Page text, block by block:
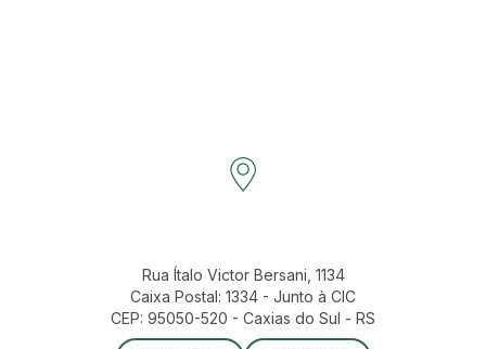
Rua Ítalo Victor Bersani, 1134
Caixa Postal: 1334 - Junto à CIC
CEP: 95050-520 - Caxias do Sul - RS